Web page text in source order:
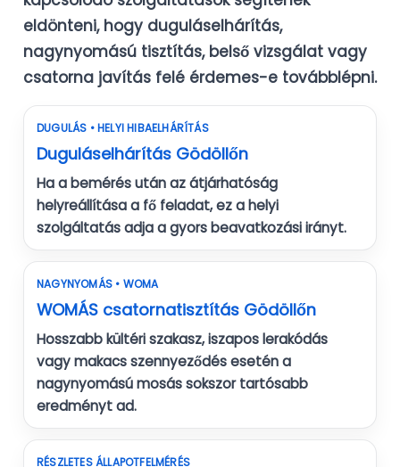
eldönteni, hogy duguláselhárítás,
nagynyomású tisztítás, belső vizsgálat vagy
csatorna javítás felé érdemes-e továbblépni.
DUGULÁS • HELYI HIBAELHÁRÍTÁS
Duguláselhárítás Gödöllőn
Ha a bemérés után az átjárhatóság
helyreállítása a fő feladat, ez a helyi
szolgáltatás adja a gyors beavatkozási irányt.
NAGYNYOMÁS • WOMA
WOMÁS csatornatisztítás Gödöllőn
Hosszabb kültéri szakasz, iszapos lerakódás
vagy makacs szennyeződés esetén a
nagynyomású mosás sokszor tartósabb
eredményt ad.
RÉSZLETES ÁLLAPOTFELMÉRÉS